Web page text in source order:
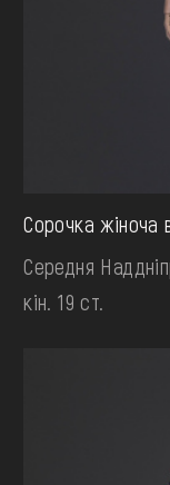
Сорочка жіноча
Середня
кін. 19 ст.